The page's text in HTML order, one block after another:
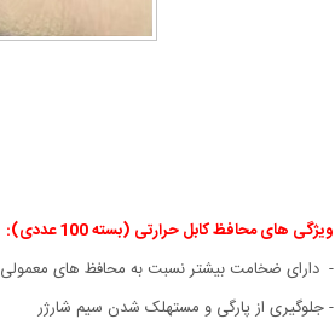
ویژگی های محافظ کابل حرارتی (بسته 100 عددی):
- دارای ضخامت بیشتر نسبت به محافظ های معمولی
- جلوگیری از پارگی و مستهلک شدن سیم شارژر